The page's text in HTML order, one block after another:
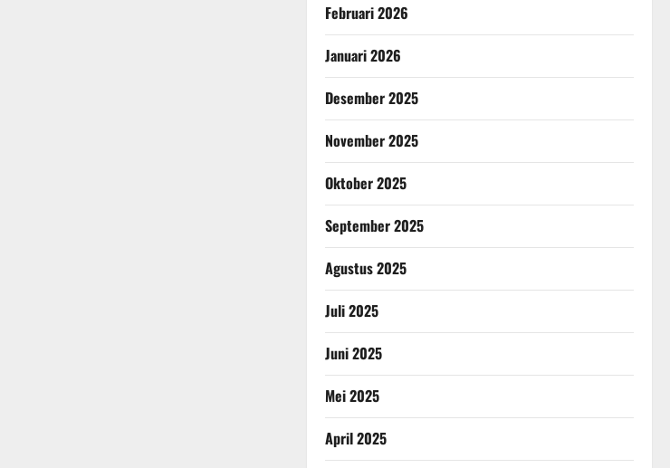
Februari 2026
Januari 2026
Desember 2025
November 2025
Oktober 2025
September 2025
Agustus 2025
Juli 2025
Juni 2025
Mei 2025
April 2025